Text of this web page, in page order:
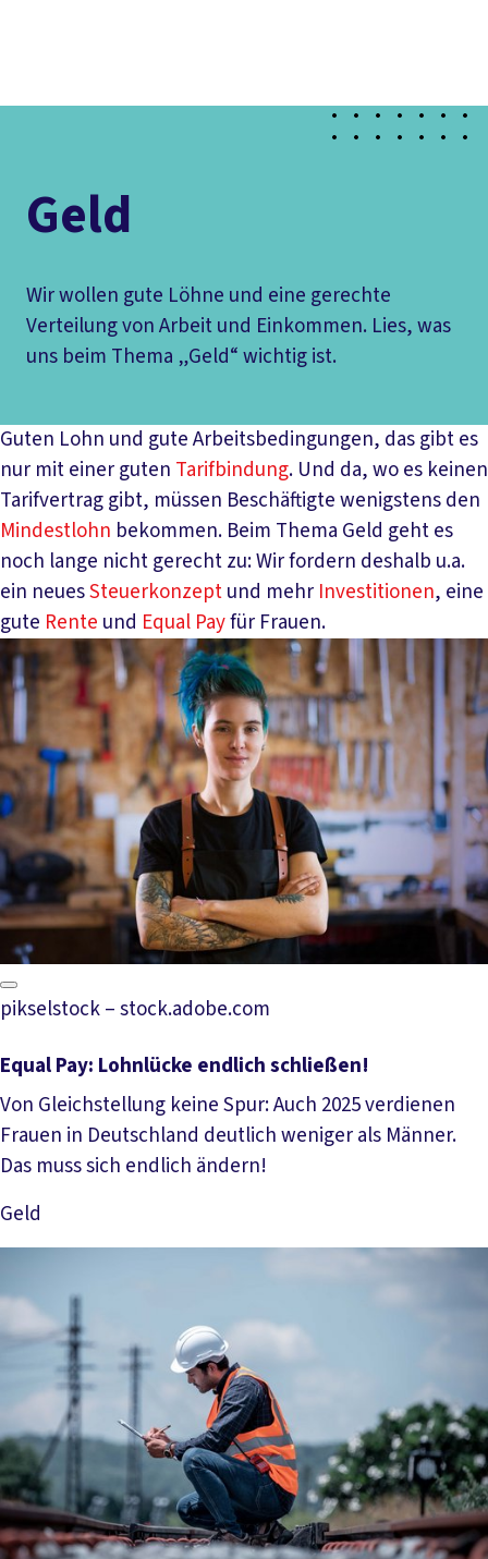
Mitmachen Politik
Geld
Wir wollen gute Löhne und eine gerechte
Verteilung von Arbeit und Einkommen. Lies, was
uns beim Thema „Geld“ wichtig ist.
Guten Lohn und gute Arbeitsbedingungen, das gibt es
nur mit einer guten Tarifbindung. Und da, wo es keinen
Tarifvertrag gibt, müssen Beschäftigte wenigstens den
Mindestlohn bekommen. Beim Thema Geld geht es
noch lange nicht gerecht zu: Wir fordern deshalb u.a.
ein neuesSteuerkonzeptund mehr Investitionen, eine
gute Rente und Equal Payfür Frauen.
pikselstock – stock.adobe.com
Equal Pay: Lohnlücke endlich schließen!
Von Gleichstellung keine Spur: Auch 2025 verdienen
Frauen in Deutschland deutlich weniger als Männer.
Das muss sich endlich ändern!
Geld